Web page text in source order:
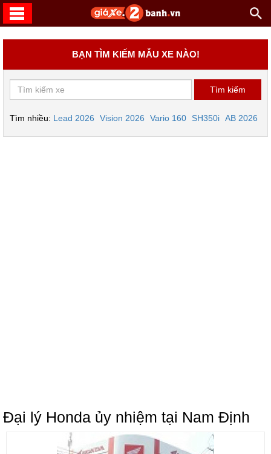
BẠN TÌM KIẾM MẪU XE NÀO!
Tìm nhiều: Lead 2026 Vision 2026 Vario 160 SH350i AB 2026
Đại lý Honda ủy nhiệm tại Nam Định